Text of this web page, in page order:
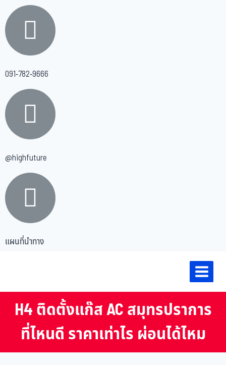
091-782-9666
@highfuture
แผนที่นำทาง
H4 ติดตั้งแก๊ส AC สมุทรปราการ
ที่ไหนดี ราคาเท่าไร ผ่อนได้ไหม